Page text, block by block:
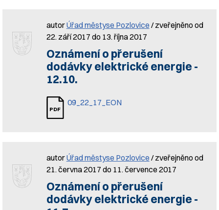
autorÚřad městyse Pozlovice / zveřejněno od
22. září 2017 do 13. října 2017
Oznámení o přerušení
dodávky elektrické energie -
12.10.
09_22_17_EON
autorÚřad městyse Pozlovice / zveřejněno od
21. června 2017 do 11. července 2017
Oznámení o přerušení
dodávky elektrické energie -